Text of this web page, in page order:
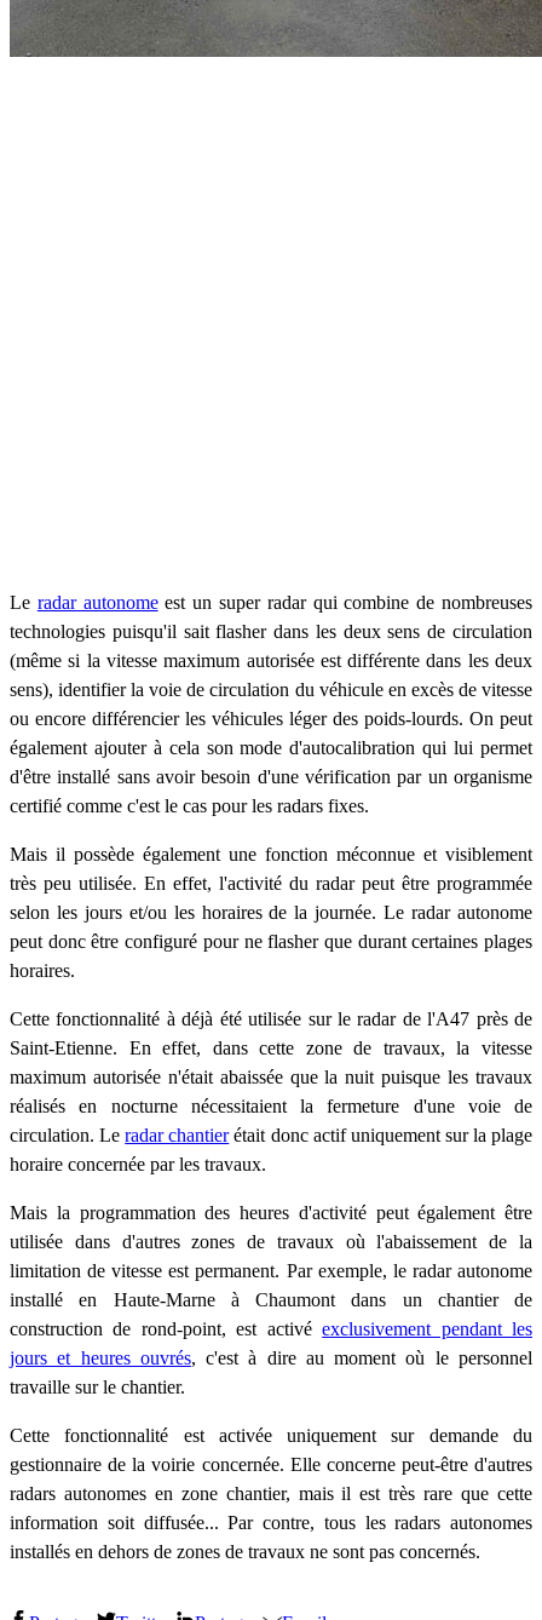
Le radar autonomeest un super radar qui combine de nombreuses
technologies puisqu'il sait flasher dans les deux sens de circulation
(même si la vitesse maximum autorisée est différente dans les deux
sens), identifier la voie de circulation du véhicule en excès de vitesse
ou encore différencier les véhicules léger des poids-lourds. On peut
également ajouter à cela son mode d'autocalibration qui lui permet
d'être installé sans avoir besoin d'une vérification par un organisme
certifié comme c'est le cas pour les radars fixes.
Mais il possède également une fonction méconnue et visiblement
très peu utilisée. En effet, l'activité du radar peut être programmée
selon les jours et/ou les horaires de la journée. Le radar autonome
peut donc être configuré pour ne flasher que durant certaines plages
horaires.
Cette fonctionnalité à déjà été utilisée sur le radar de l'A47 près de
Saint-Etienne. En effet, dans cette zone de travaux, la vitesse
maximum autorisée n'était abaissée que la nuit puisque les travaux
réalisés en nocturne nécessitaient la fermeture d'une voie de
circulation. Leradar chantierétait donc actif uniquement sur la plage
horaire concernée par les travaux.
Mais la programmation des heures d'activité peut également être
utilisée dans d'autres zones de travaux où l'abaissement de la
limitation de vitesse est permanent. Par exemple, le radar autonome
installé en Haute-Marne à Chaumont dans un chantier de
construction de rond-point, est activéexclusivement pendant les
jours et heures ouvrés, c'est à dire au moment où le personnel
travaille sur le chantier.
Cette fonctionnalité est activée uniquement sur demande du
gestionnaire de la voirie concernée. Elle concerne peut-être d'autres
radars autonomes en zone chantier, mais il est très rare que cette
information soit diffusée... Par contre, tous les radars autonomes
installés en dehors de zones de travaux ne sont pas concernés.